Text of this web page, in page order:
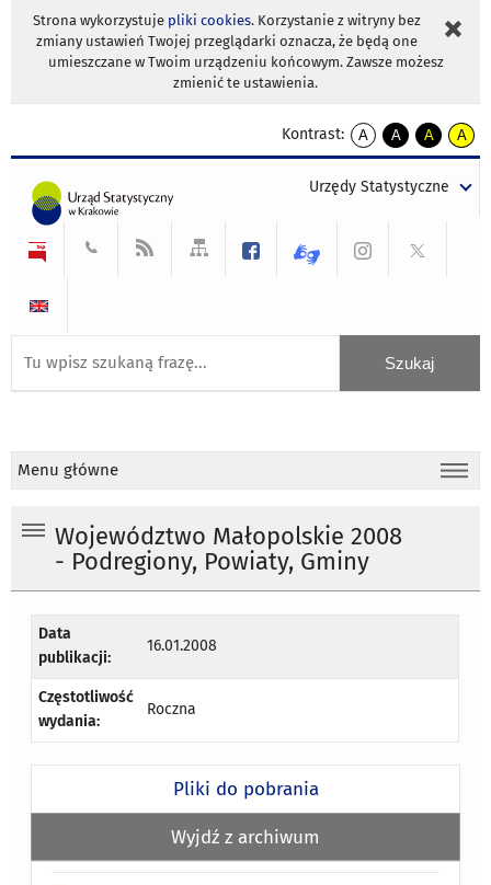
Strona wykorzystuje pliki cookies. Korzystanie z witryny bez
zmiany ustawień Twojej przeglądarki oznacza, że będą one
umieszczane w Twoim urządzeniu końcowym. Zawsze możesz
zmienić te ustawienia.
Kontrast:
A
kontrast
A
kontrast
tekst
czarnym
A
kontrast
tekst
czarnym
A
tekst
żółtym
Urzędy Statystyczne
Menu główne
Województwo Małopolskie 2008
- Podregiony, Powiaty, Gminy
Data
publikacji:
16.01.2008
Częstotliwość
wydania:
Roczna
Pliki do pobrania
Wyjdź z archiwum